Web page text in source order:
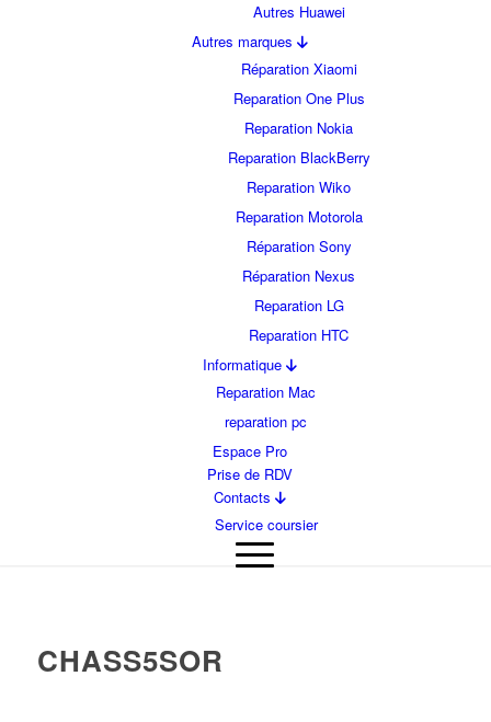
Autres Huawei
Autres marques
Réparation Xiaomi
Reparation One Plus
Reparation Nokia
Reparation BlackBerry
Reparation Wiko
Reparation Motorola
Réparation Sony
Réparation Nexus
Reparation LG
Reparation HTC
Informatique
Reparation Mac
reparation pc
Espace Pro
Prise de RDV
Contacts
Service coursier
CHASS5SOR